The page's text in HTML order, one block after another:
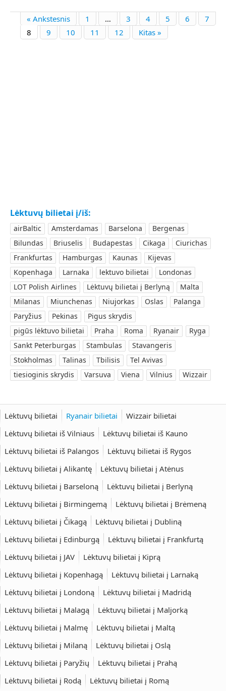
« Ankstesnis 1 … 3 4 5 6
7
8
9 10 11 12 Kitas »
Lėktuvų bilietai į/iš:
airBaltic Amsterdamas Barselona
Bergenas
Bilundas
Briuselis Budapestas Cikaga
Ciurichas
Frankfurtas
Hamburgas Kaunas
Kijevas
Kopenhaga
Larnaka lektuvo bilietai
Londonas
LOT Polish Airlines
Lėktuvų bilietai į Berlyną
Malta
Milanas
Miunchenas Niujorkas Oslas
Palanga
Paryžius
Pekinas
Pigus skrydis
pigūs lėktuvo bilietai
Praha Roma Ryanair
Ryga
Sankt Peterburgas
Stambulas
Stavangeris
Stokholmas
Talinas Tbilisis
Tel Avivas
tiesioginis skrydis
Varsuva Viena Vilnius Wizzair
Lėktuvų bilietai Ryanair bilietai
Wizzair bilietai
Lėktuvų bilietai iš Vilniaus
Lėktuvų bilietai iš Kauno
Lėktuvų bilietai iš Palangos
Lėktuvų bilietai iš Rygos
Lėktuvų bilietai į Alikantę
Lėktuvų bilietai į Atėnus
Lėktuvų bilietai į Barseloną
Lėktuvų bilietai į Berlyną
Lėktuvų bilietai į Birmingemą
Lėktuvų bilietai į Brėmeną
Lėktuvų bilietai į Čikagą
Lėktuvų bilietai į Dubliną
Lėktuvų bilietai į Edinburgą
Lėktuvų bilietai į Frankfurtą
Lėktuvų bilietai į JAV
Lėktuvų bilietai į Kiprą
Lėktuvų bilietai į Kopenhagą
Lėktuvų bilietai į Larnaką
Lėktuvų bilietai į Londoną
Lėktuvų bilietai į Madridą
Lėktuvų bilietai į Malagą
Lėktuvų bilietai į Maljorką
Lėktuvų bilietai į Malmę
Lėktuvų bilietai į Maltą
Lėktuvų bilietai į Milaną
Lėktuvų bilietai į Oslą
Lėktuvų bilietai į Paryžių
Lėktuvų bilietai į Prahą
Lėktuvų bilietai į Rodą
Lėktuvų bilietai į Romą